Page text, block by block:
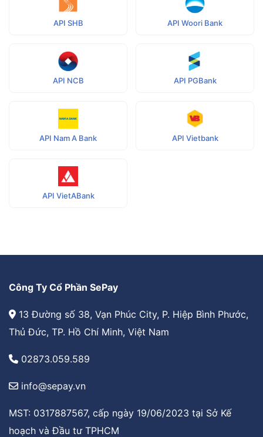
API SHB API Woori Bank
API NCB API PGBank
API Nam A Bank API Vietbank
API VietABank
Công Ty Cổ Phần SePay
13 Đường số 38, Vạn Phúc City, P. Hiệp Bình Phước,
Thủ Đức, TP. Hồ Chí Minh, Việt Nam
02873.059.589
info@sepay.vn
MST: 0317887567, cấp ngày 19/06/2023 tại Sở Kế
hoạch và Đầu tư TPHCM